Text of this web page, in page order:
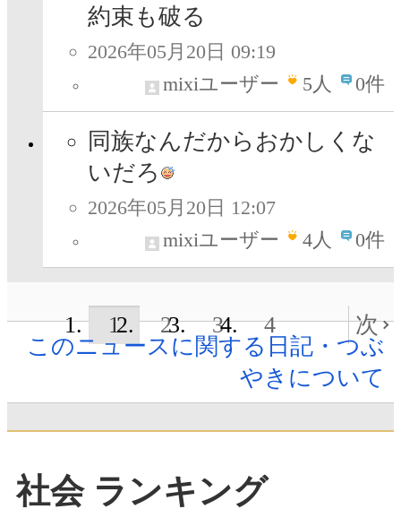
約束も破る
2026年05月20日 09:19
mixiユーザー
5人 0件
同族なんだからおかしくな
いだろ
2026年05月20日 12:07
mixiユーザー
4人 0件
1 2 3 4
次
このニュースに関する日記・つぶ
やきについて
社会 ランキング